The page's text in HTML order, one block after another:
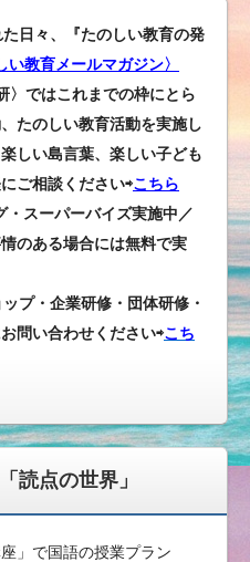
た日々、『たのしい教育の発
い教育メールマガジン〉
〉ではこれまでの枠にとら
たのしい教育活動を実施し
しい島言葉、楽しい子ども
ご相談ください⇨こちら
・スーパーバイズ実施中／
のある場合には無料で実
プ・企業研修・団体研修・
問い合わせください⇨こち
読点の世界」
」で国語の授業プラン